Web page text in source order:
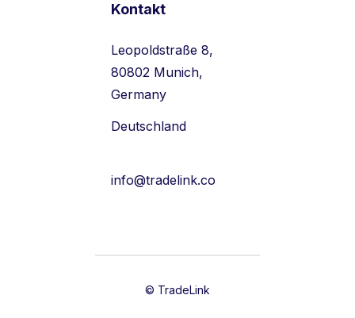
Kontakt
Leopoldstraße 8,
80802 Munich,
Germany
Deutschland
info@tradelink.co
© TradeLink